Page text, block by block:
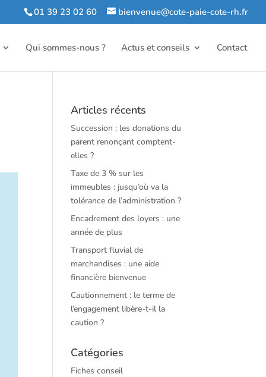
01 39 23 02 60 bienvenue@cote-paie-cote-rh.fr
Qui sommes-nous ? Actus et conseils Contact
Articles récents
Succession : les donations du
parent renonçant comptent-
elles ?
Taxe de 3 % sur les
immeubles : jusqu’où va la
tolérance de l’administration ?
Encadrement des loyers : une
année de plus
Transport fluvial de
marchandises : une aide
financière bienvenue
Cautionnement : le terme de
l’engagement libère-t-il la
caution ?
Catégories
Fiches conseil